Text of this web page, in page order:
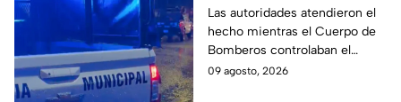
incendian casa en la
colonia León I
Las autoridades atendieron el
hecho mientras el Cuerpo de
Bomberos controlaban el
siniestro.
09 agosto, 2026